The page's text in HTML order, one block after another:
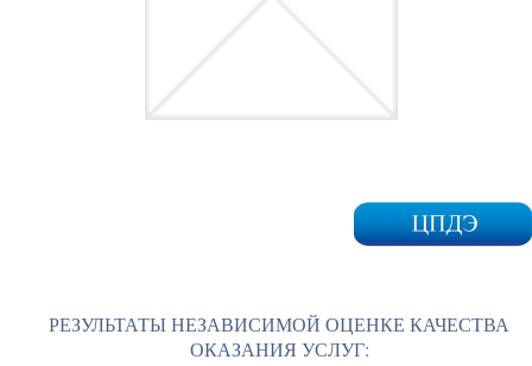
РЕЗУЛЬТАТЫ НЕЗАВИСИМОЙ ОЦЕНКЕ КАЧЕСТВА
ОКАЗАНИЯ УСЛУГ: